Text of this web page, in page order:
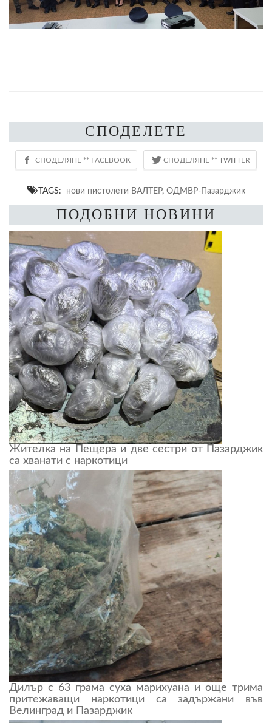
СПОДЕЛЕТЕ
TAGS: нови пистолети ВАЛТЕР, ОДМВР-Пазарджик
ПОДОБНИ НОВИНИ
Жителка на Пещера и две сестри от Пазарджик
са хванати с наркотици
Дилър с 63 грама суха марихуана и още трима
притежаващи наркотици са задържани във
Велинград и Пазарджик